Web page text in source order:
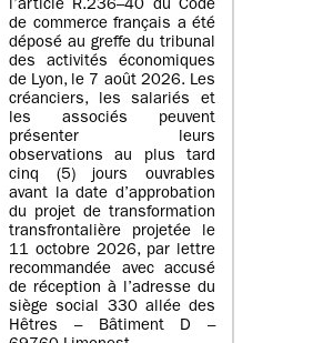
l’article R.236–40 du Code
de commerce français a été
déposé au greffe du tribunal
des activités économiques
de Lyon, le 7 août 2026. Les
créanciers, les salariés et
les associés peuvent
présenter leurs
observations au plus tard
cinq (5) jours ouvrables
avant la date d’approbation
du projet de transformation
transfrontalière projetée le
11 octobre 2026, par lettre
recommandée avec accusé
de réception à l’adresse du
siège social 330 allée des
Hêtres – Bâtiment D –